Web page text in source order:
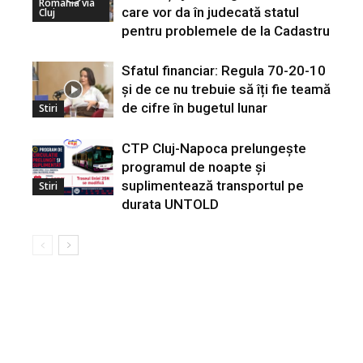
Cluj
care vor da în judecată statul
pentru problemele de la Cadastru
Stiri
Sfatul financiar: Regula 70-20-10
și de ce nu trebuie să îți fie teamă
de cifre în bugetul lunar
Stiri
CTP Cluj-Napoca prelungește
programul de noapte și
suplimentează transportul pe
durata UNTOLD